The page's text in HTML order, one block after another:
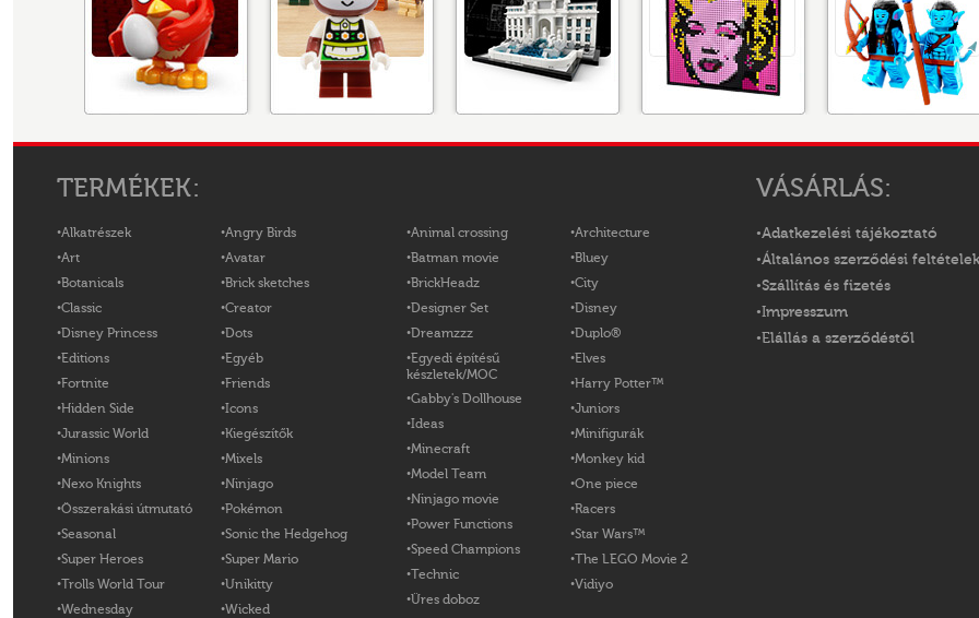
TERMÉKEK:
Alkatrészek
Art
Botanicals
Classic
Disney Princess
Editions
Fortnite
Hidden Side
Jurassic World
Minions
Nexo Knights
Összerakási útmutató
Seasonal
Super Heroes
Trolls World Tour
Wednesday
Angry Birds
Avatar
Brick sketches
Creator
Dots
Egyéb
Friends
Icons
Kiegészítők
Mixels
Ninjago
Pokémon
Sonic the Hedgehog
Super Mario
Unikitty
Wicked
Animal crossing
Batman movie
BrickHeadz
Designer Set
Dreamzzz
Egyedi építésű
készletek/MOC
Gabby's Dollhouse
Ideas
Minecraft
Model Team
Ninjago movie
Power Functions
Speed Champions
Technic
Üres doboz
Architecture
Bluey
City
Disney
Duplo®
Elves
Harry Potter™
Juniors
Minifigurák
Monkey kid
One piece
Racers
Star Wars™
The LEGO Movie 2
Vidiyo
VÁSÁRLÁS:
Adatkezelési tájékoztató
Általános szerződési feltételek
Szállítás és fizetés
Impresszum
Elállás a szerződéstől